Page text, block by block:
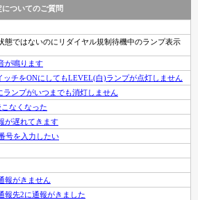
ついてのご質問
態ではないのにリダイヤル規制待機中のランプ表示
が鳴ります
チをONにしてもLEVEL(白)ランプが点灯しません
ランプがいつまでも消灯しません
なくなった
が遅れてきます
号を入力したい
報がきません
報先2に通報がきました